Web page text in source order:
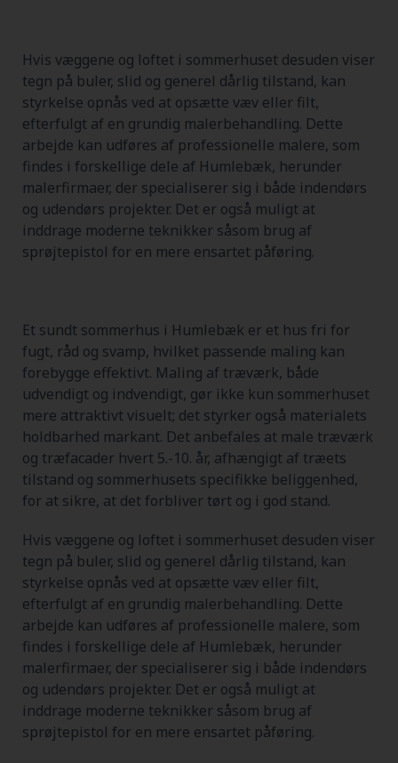
Hvis væggene og loftet i sommerhuset desuden viser
tegn på buler, slid og generel dårlig tilstand, kan
styrkelse opnås ved at opsætte væv eller filt,
efterfulgt af en grundig malerbehandling. Dette
arbejde kan udføres af professionelle malere, som
findes i forskellige dele af Humlebæk, herunder
malerfirmaer, der specialiserer sig i både indendørs
og udendørs projekter. Det er også muligt at
inddrage moderne teknikker såsom brug af
sprøjtepistol for en mere ensartet påføring.
Et sundt sommerhus i Humlebæk er et hus fri for
fugt, råd og svamp, hvilket passende maling kan
forebygge effektivt. Maling af træværk, både
udvendigt og indvendigt, gør ikke kun sommerhuset
mere attraktivt visuelt; det styrker også materialets
holdbarhed markant. Det anbefales at male træværk
og træfacader hvert 5.-10. år, afhængigt af træets
tilstand og sommerhusets specifikke beliggenhed,
for at sikre, at det forbliver tørt og i god stand.
Hvis væggene og loftet i sommerhuset desuden viser
tegn på buler, slid og generel dårlig tilstand, kan
styrkelse opnås ved at opsætte væv eller filt,
efterfulgt af en grundig malerbehandling. Dette
arbejde kan udføres af professionelle malere, som
findes i forskellige dele af Humlebæk, herunder
malerfirmaer, der specialiserer sig i både indendørs
og udendørs projekter. Det er også muligt at
inddrage moderne teknikker såsom brug af
sprøjtepistol for en mere ensartet påføring.